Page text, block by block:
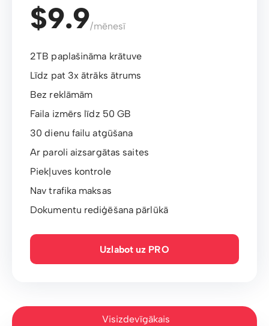
$9.9/mēnesī
2TB paplašināma krātuve
Līdz pat 3x ātrāks ātrums
Bez reklāmām
Faila izmērs līdz 50 GB
30 dienu failu atgūšana
Ar paroli aizsargātas saites
Piekļuves kontrole
Nav trafika maksas
Dokumentu rediģēšana pārlūkā
Uzlabot uz PRO
Visizdevīgākais